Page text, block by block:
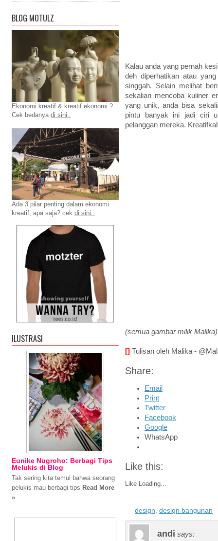
Kalau anda yang pernah
deh diperhatikan atau
singgah. Selain melihat
sekalian mencoba kuliner
yang unik, anda bisa
pintu banyak ini jadi ciri
pelanggan mereka.
(semua gambar milik Malika)
[] Tulisan oleh Malika -
Share:
Email
Print
Twitter
Facebook
Google
WhatsApp
Like this:
Like Loading...
design, design bangunan
andi says:
BLOG MOTULZ
Ekonomi kreatif & kreatif ekonomi ?
Cek bedanya di sini..
Ada 3 pilar penting dalam ekonomi
kreatif, apa saja? cek di sini..
ILUSTRASI
Eunike Nugroho: Berbagi Tips
Melukis di Blog
Tak sering kita temui bahwa seorang
pelukis mau berbagi tips Read More
»